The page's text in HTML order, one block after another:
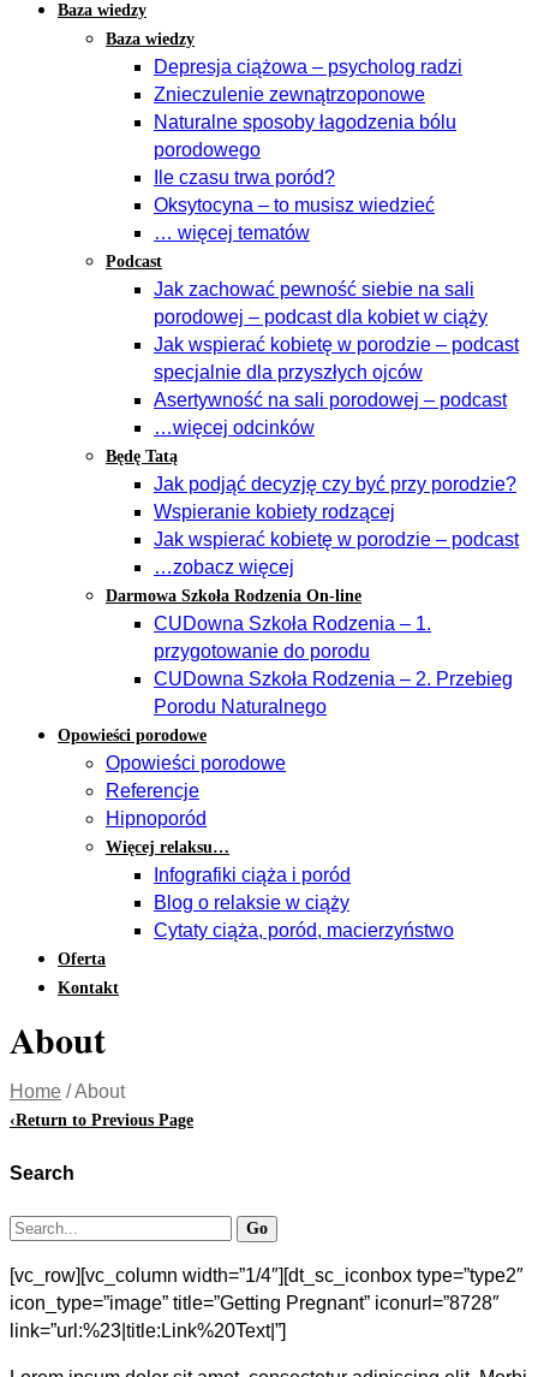
Baza wiedzy
Baza wiedzy
Depresja ciążowa – psycholog radzi
Znieczulenie zewnątrzoponowe
Naturalne sposoby łagodzenia bólu
porodowego
Ile czasu trwa poród?
Oksytocyna – to musisz wiedzieć
… więcej tematów
Podcast
Jak zachować pewność siebie na sali
porodowej – podcast dla kobiet w ciąży
Jak wspierać kobietę w porodzie – podcast
specjalnie dla przyszłych ojców
Asertywność na sali porodowej – podcast
…więcej odcinków
Będę Tatą
Jak podjąć decyzję czy być przy porodzie?
Wspieranie kobiety rodzącej
Jak wspierać kobietę w porodzie – podcast
…zobacz więcej
Darmowa Szkoła Rodzenia On-line
CUDowna Szkoła Rodzenia – 1.
przygotowanie do porodu
CUDowna Szkoła Rodzenia – 2. Przebieg
Porodu Naturalnego
Opowieści porodowe
Opowieści porodowe
Referencje
Hipnoporód
Więcej relaksu…
Infografiki ciąża i poród
Blog o relaksie w ciąży
Cytaty ciąża, poród, macierzyństwo
Oferta
Kontakt
About
Home /About
‹Return to Previous Page
Search
[vc_row][vc_column width=”1/4″][dt_sc_iconbox type=”type2″
icon_type=”image” title=”Getting Pregnant” iconurl=”8728″
link=”url:%23|title:Link%20Text|”]